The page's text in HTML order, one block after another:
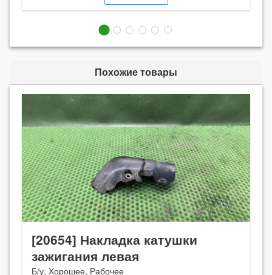
Похожие товары
[20654] Накладка катушки
зажигания левая
Б/у, Хорошее, Рабочее